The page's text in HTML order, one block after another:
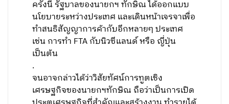
ครั้งนี้ รัฐบาลของนายกฯ ทักษิณ ได้ออกแบบ
นโยบายระหว่างประเทศ และเดินหน้าเจรจาเพื่อ
ทำสนธิสัญญาการค้ากับอีกหลายๆ ประเทศ
เช่น การทำ FTA กับนิวซีแลนด์ หรือ ญี่ปุ่น
เป็นต้น
.
จนอาจกล่าวได้ว่าวิสัยทัศน์การทูตเชิง
เศรษฐกิจของนายกฯทักษิณ ถือว่าเป็นการเปิด